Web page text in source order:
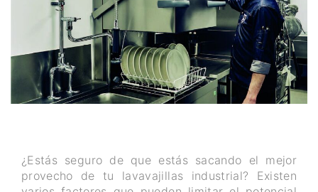
¿Estás seguro de que estás sacando el mejor
provecho de tu lavavajillas industrial? Existen